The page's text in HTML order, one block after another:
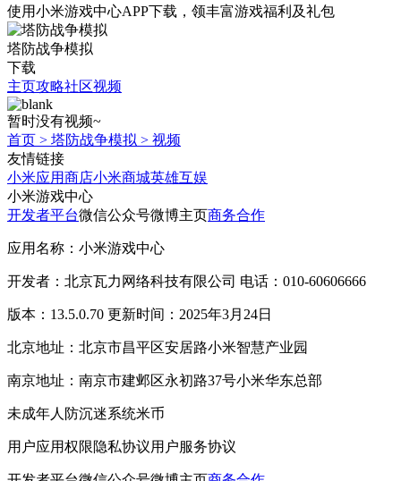
使用小米游戏中心APP下载 ，领丰富游戏福利 及礼包
塔防战争模拟
下载
主页攻略社区视频
暂时没有视频~
首页 > 塔防战争模拟 > 视频
友情链接
小米应用商店小米商城英雄互娱
小米游戏中心
开发者平台微信公众号微博主页商务合作
应用名称：小米游戏中心
开发者：北京瓦力网络科技有限公司 电话：010-60606666
版本：13.5.0.70 更新时间：2025年3月24日
北京地址：北京市昌平区安居路小米智慧产业园
南京地址：南京市建邺区永初路37号小米华东总部
未成年人防沉迷系统米币
用户应用权限隐私协议用户服务协议